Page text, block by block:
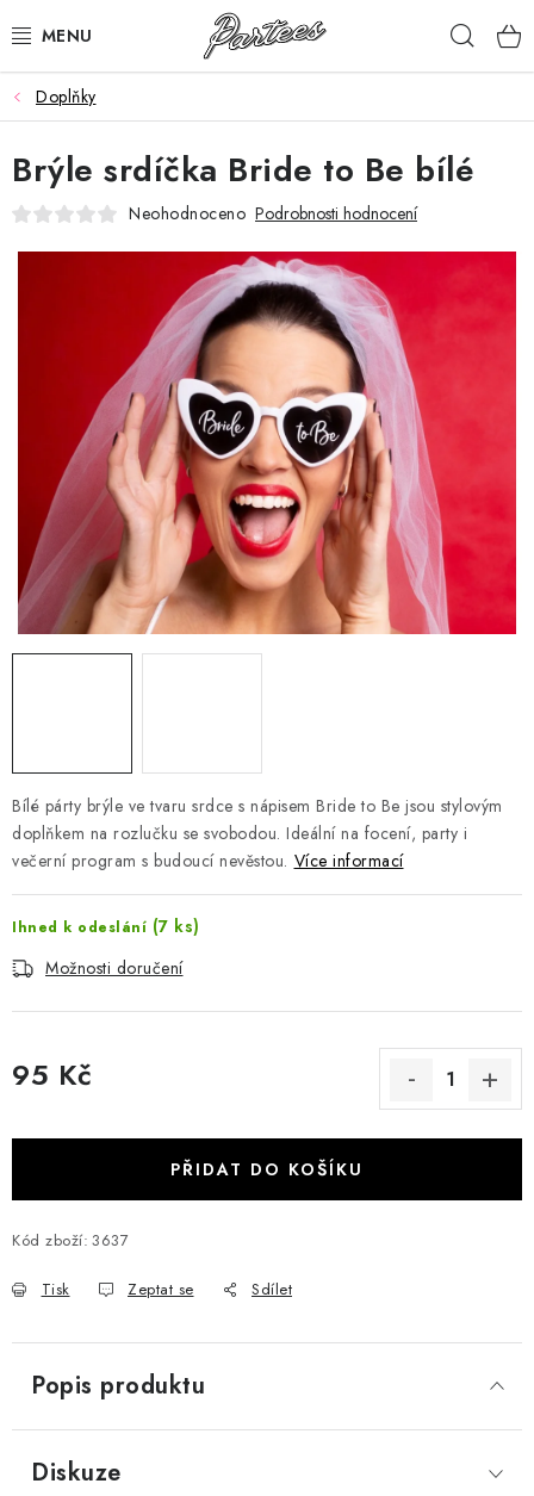
na
ROZLUČKA
NAROZENINY
NA MÍRU
🖤 SLEVY
KONTAKTY
Jak nakupovat Moje objednávka
Výměna / vrácení zboží
Hodnocení obchodu
Potisk textilu
Obchodní podmínky
GDPR + cookies
Doplňky
Bílé párty brýle ve tvaru srdce s nápisem Bride to Be jsou stylovým
doplňkem na rozlučku se svobodou. Ideální na focení, party i
večerní program s budoucí nevěstou. Více informací
Ihned k odeslání (7 ks)
Možnosti doručení
95 Kč
PŘIDAT DO KOŠÍKU
Kód zboží: 3637
Tisk Zeptat se Sdílet
Brýle srdíčka Bride to Be bílé
Neohodnoceno Podrobnosti hodnocení
Popis produktu
Diskuze